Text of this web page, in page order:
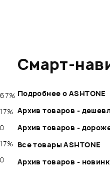
67%
17%
0
17%
0
Смарт-
Подробнее о ASHTONE
Архив товаров -
Архив товаров -
Все товары ASHTONE
Архив товаров -